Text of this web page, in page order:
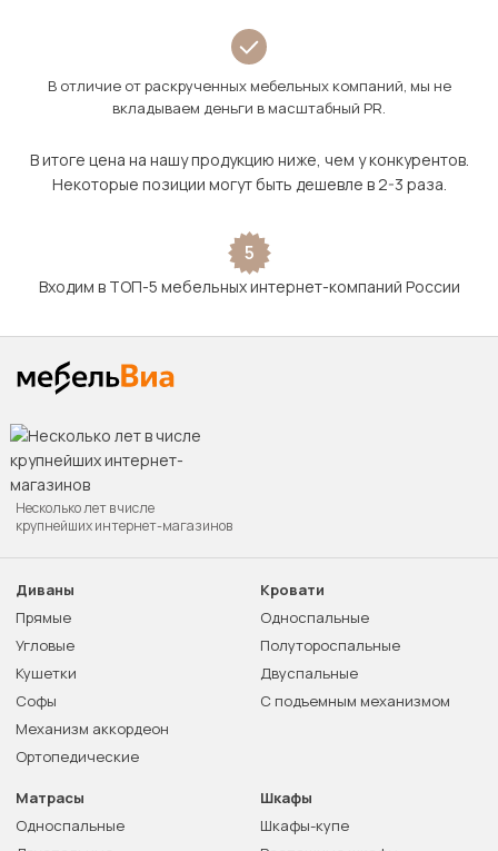
В отличие от раскрученных мебельных компаний, мы не
вкладываем деньги в масштабный PR.
В итоге цена на нашу продукцию ниже, чем у конкурентов.
Некоторые позиции могут быть дешевле в 2-3 раза.
5
Входим в ТОП-5 мебельных интернет-компаний России
Несколько лет в числе
крупнейших интернет-магазинов
Диваны
Прямые
Угловые
Кушетки
Софы
Механизм аккордеон
Ортопедические
Кровати
Односпальные
Полутороспальные
Двуспальные
С подъемным механизмом
Матрасы
Односпальные
Шкафы
Шкафы-купе